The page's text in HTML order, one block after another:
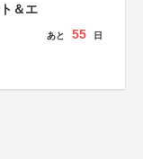
＆エ
あと 55 日